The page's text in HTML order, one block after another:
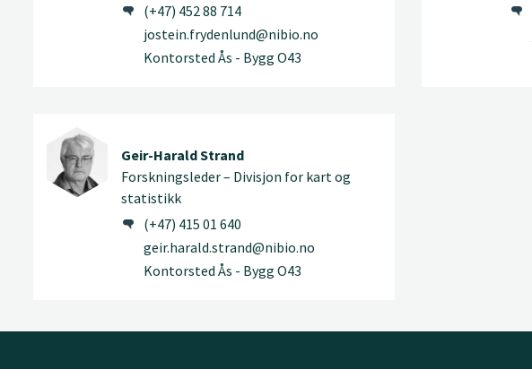
(+47) 452 88 714
jostein.frydenlund@nibio.no
Kontorsted Ås - Bygg O43
Geir-Harald Strand
Forskningsleder – Divisjon for kart og
statistikk
(+47) 415 01 640
geir.harald.strand@nibio.no
Kontorsted Ås - Bygg O43